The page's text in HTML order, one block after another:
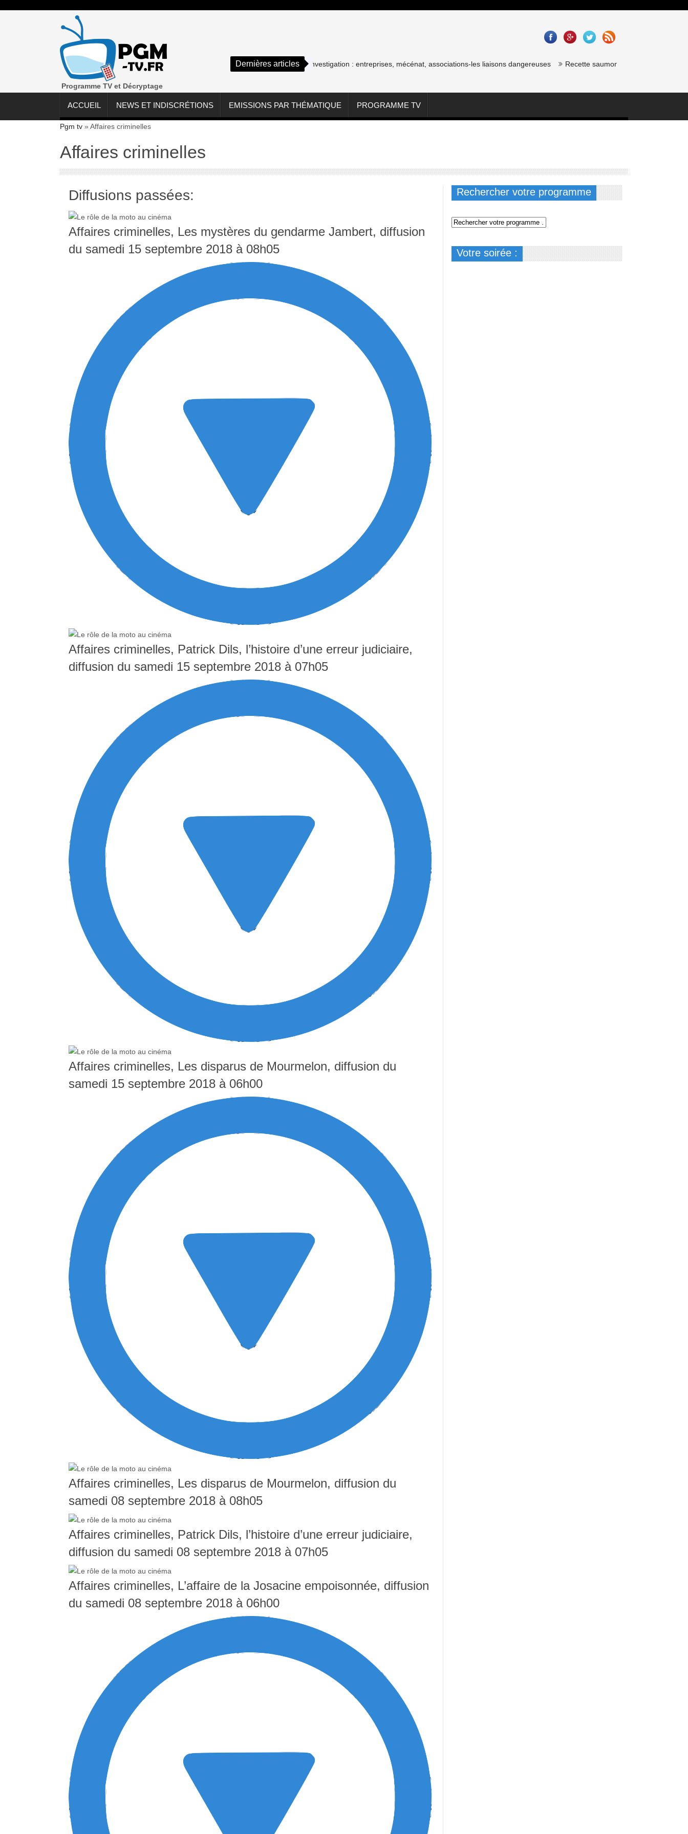
Programme TV et Décryptage
Dernières articles
Cash investigation : entreprises, mécénat, associations-les liaisons dangereuses Recette saumon gravlax de chef étoilé :
ACCUEIL NEWS ET INDISCRÉTIONS EMISSIONS PAR THÉMATIQUE PROGRAMME TV
Pgm tv » Affaires criminelles
Affaires criminelles
Diffusions passées:
Affaires criminelles, Les mystères du gendarme Jambert, diffusion
du samedi 15 septembre 2018 à 08h05
Affaires criminelles, Patrick Dils, l’histoire d’une erreur judiciaire,
diffusion du samedi 15 septembre 2018 à 07h05
Affaires criminelles, Les disparus de Mourmelon, diffusion du
samedi 15 septembre 2018 à 06h00
Affaires criminelles, Les disparus de Mourmelon, diffusion du
samedi 08 septembre 2018 à 08h05
Affaires criminelles, Patrick Dils, l’histoire d’une erreur judiciaire,
diffusion du samedi 08 septembre 2018 à 07h05
Affaires criminelles, L’affaire de la Josacine empoisonnée, diffusion
du samedi 08 septembre 2018 à 06h00
Rechercher votre programme
Votre soirée :